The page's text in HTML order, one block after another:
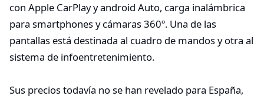
con Apple CarPlay y android Auto, carga inalámbrica
para smartphones y cámaras 360º. Una de las
pantallas está destinada al cuadro de mandos y otra al
sistema de infoentretenimiento.
Sus precios todavía no se han revelado para España,